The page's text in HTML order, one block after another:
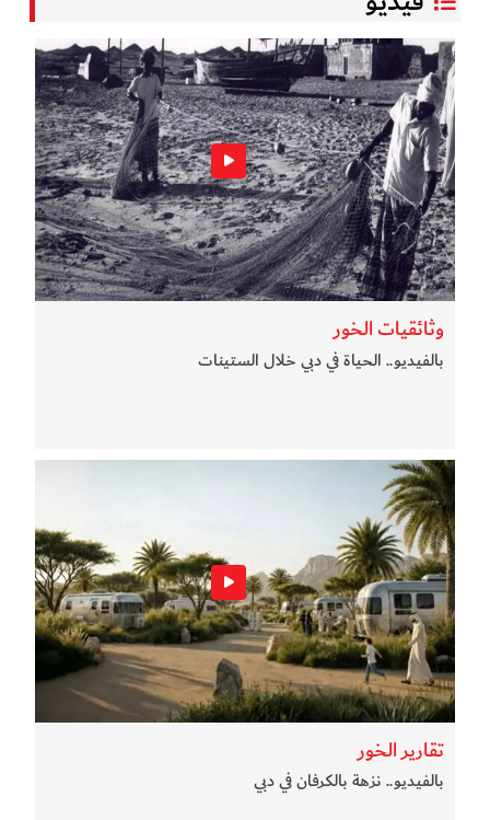
وثائقيات الخور
بالفيديو.. الحياة في دبي خلال الستينات
تقارير الخور
بالفيديو.. نزهة بالكرفان في دبي